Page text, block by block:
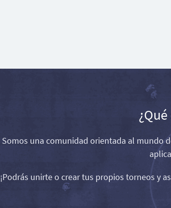
Somos una comunidad orientada al mundo
¡Podrás unirte o crear tus propios torneos y